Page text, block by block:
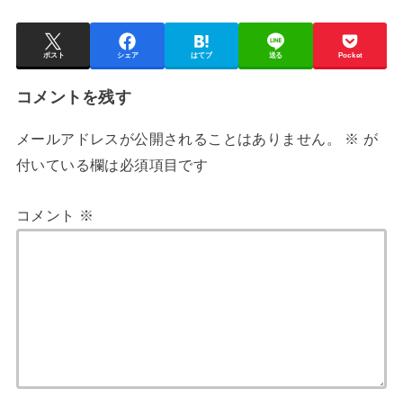
ポスト シェア はてブ 送る Pocket
コメントを残す
メールアドレスが公開されることはありません。 ※ が
付いている欄は必須項目です
コメント ※